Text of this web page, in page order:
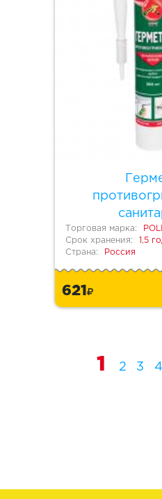
Торговая марка:
Срок хранения:
1,5
Страна:
Россия
621
1 2 3 4